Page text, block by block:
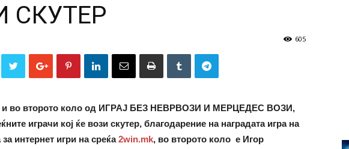
СКУТЕР
605
и во второто коло од ИГРАЈ БЕЗ НЕВРВОЗИ И МЕРЦЕДЕС ВОЗИ,
играчи кој ќе вози скутер, благодарение нанаградата игра на
интернет игри на среќа2win.mk, во второто коло е Игор